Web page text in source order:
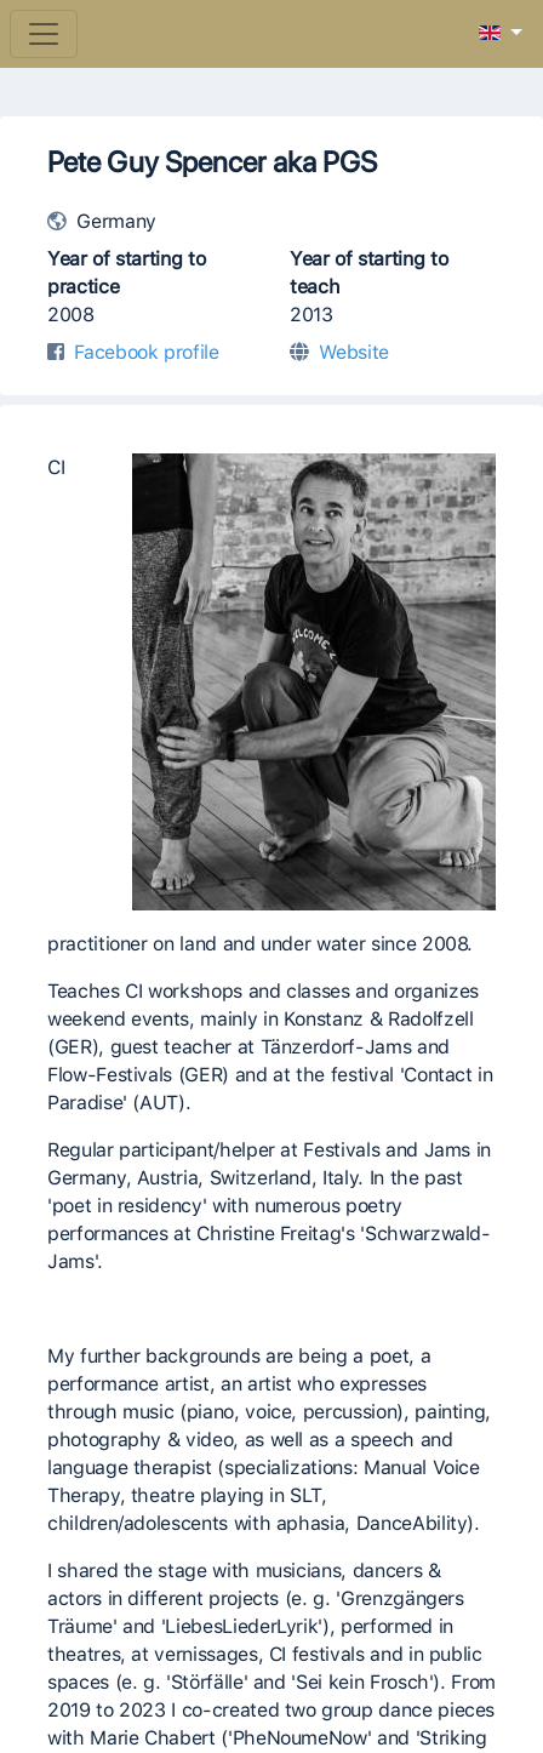
Pete Guy Spencer aka PGS
Germany
Year of starting to
practice
2008
Year of starting to
teach
2013
Facebook profile
Website
CI
practitioner on land and under water since 2008.
Teaches CI workshops and classes and organizes
weekend events, mainly in Konstanz & Radolfzell
(GER), guest teacher at Tänzerdorf-Jams and
Flow-Festivals (GER) and at the festival 'Contact in
Paradise' (AUT).
Regular participant/helper at Festivals and Jams in
Germany, Austria, Switzerland, Italy. In the past
'poet in residency' with numerous poetry
performances at Christine Freitag's 'Schwarzwald-
Jams'.
My further backgrounds are being a poet, a
performance artist, an artist who expresses
through music (piano, voice, percussion), painting,
photography & video, as well as a speech and
language therapist (specializations: Manual Voice
Therapy, theatre playing in SLT,
children/adolescents with aphasia, DanceAbility).
I shared the stage with musicians, dancers &
actors in different projects (e. g. 'Grenzgängers
Träume' and 'LiebesLiederLyrik'), performed in
theatres, at vernissages, CI festivals and in public
spaces (e. g. 'Störfälle' and 'Sei kein Frosch'). From
2019 to 2023 I co-created two group dance pieces
with Marie Chabert ('PheNoumeNow' and 'Striking